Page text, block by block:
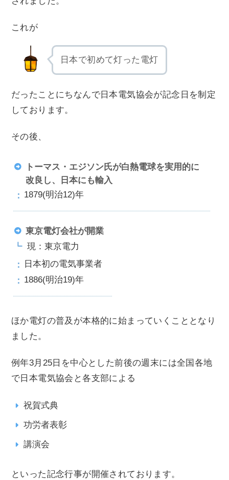
これが
日本で初めて灯った電灯
だったことにちなんで日本電気協会が記念日を制定
しております。
その後、
トーマス・エジソン氏が白熱電球を実用的に
改良し、日本にも輸入
1879(明治12)年
東京電灯会社が開業
現：東京電力
日本初の電気事業者
1886(明治19)年
ほか電灯の普及が本格的に始まっていくこととなり
ました。
例年3月25日を中心とした前後の週末には全国各地
で日本電気協会と各支部による
祝賀式典
功労者表彰
講演会
といった記念行事が開催されております。